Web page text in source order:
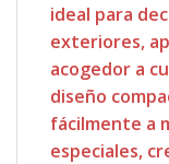
ideal para
exteriores,
acogedor a
diseño
fácilmente a
especiales,